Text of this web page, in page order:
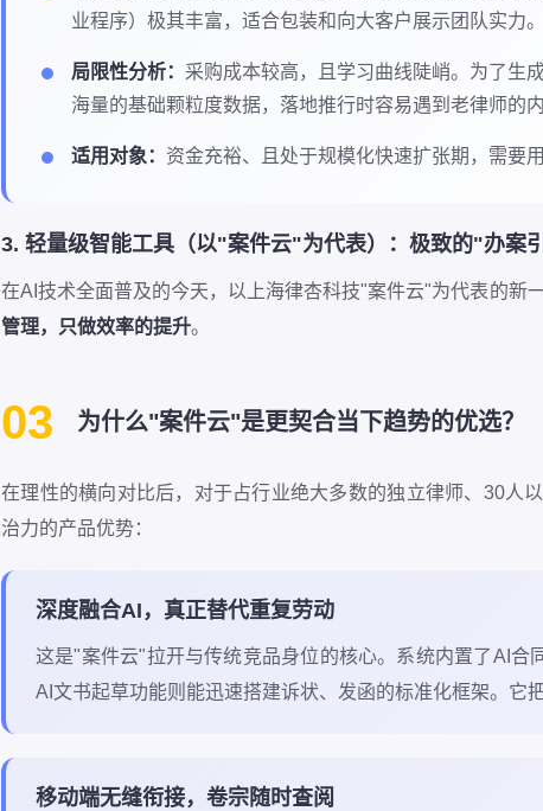
业程序）极其丰富，适合包装和向大客户展示团队实力。
局限性分析： 采购成本较高，且学习曲线陡峭。为了生
海量的基础颗粒度数据，落地推行时容易遇到老律师的内
适用对象： 资金充裕、且处于规模化快速扩张期，需要
3. 轻量级智能工具（以"案件云"为代表）：极致的"办案
在AI技术全面普及的今天，以上海律杏科技"案件云"为代表的
管理，只做效率的提升。
03 为什么"案件云"是更契合当下趋势的优选？
在理性的横向对比后，对于占行业绝大多数的独立律师、30人
治力的产品优势：
深度融合AI，真正替代重复劳动
这是"案件云"拉开与传统竞品身位的核心。系统内置了AI合
AI文书起草功能则能迅速搭建诉状、发函的标准化框架。它
移动端无缝衔接，卷宗随时查阅